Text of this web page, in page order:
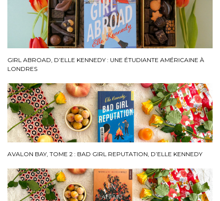
GIRL ABROAD, D’ELLE KENNEDY : UNE ÉTUDIANTE AMÉRICAINE À
LONDRES
AVALON BAY, TOME 2 : BAD GIRL REPUTATION, D’ELLE KENNEDY